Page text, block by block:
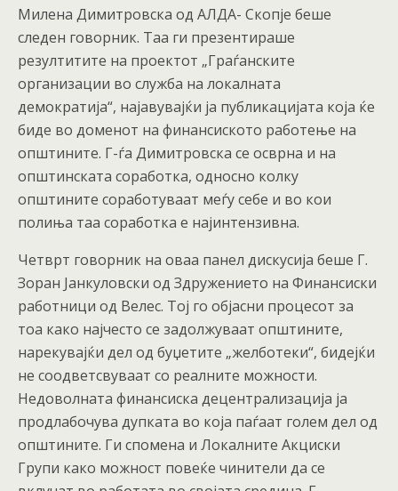
Милена Димитровска од АЛДА- Скопје беше
следен говорник. Таа ги презентираше
резултитите на проектот „Граѓанските
организации во служба на локалната
демократија“, најавувајќи ја публикацијата која ќе
биде во доменот на финансиското работење на
општините. Г-ѓа Димитровска се осврна и на
општинската соработка, односно колку
општините соработуваат меѓу себе и во кои
полиња таа соработка е најинтензивна.
Четврт говорник на оваа панел дискусија беше Г.
Зоран Јанкуловски од Здружението на Финансиски
работници од Велес. Тој го објасни процесот за
тоа како најчесто се задолжуваат општините,
нарекувајќи дел од буџетите „желботеки“, бидејќи
не соодветсвуваат со реалните можности.
Недоволната финансиска децентрализација ја
продлабочува дупката во која паѓаат голем дел од
општините. Ги спомена и Локалните Акциски
Групи како можност повеќе чинители да се